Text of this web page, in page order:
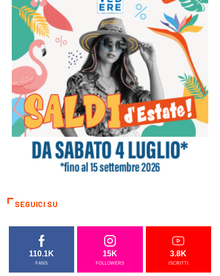
SEGUICI SU
110.1K
FANS
15K
FOLLOWERS
3.8K
ISCRITTI